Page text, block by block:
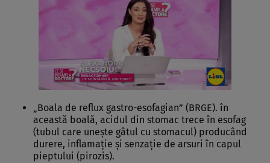
„Boala de reflux gastro-esofagian” (BRGE). în
această boală, acidul din stomac trece în esofag
(tubul care uneşte gâtul cu stomacul) producând
durere, inflamaţie şi senzaţie de arsuri în capul
pieptului (pirozis).